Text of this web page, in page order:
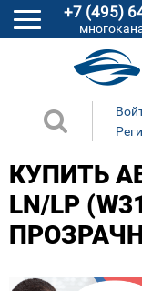
+7 (495)
КУПИТЬ
LN/LP